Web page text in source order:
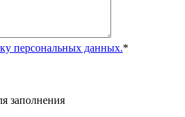
персональных данных.*
заполнения